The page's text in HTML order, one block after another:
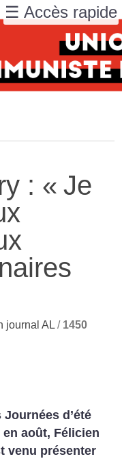
: « Je
journal AL / 1450
Journées d’été
en août, Félicien
venu présenter
☰ Accès rapide